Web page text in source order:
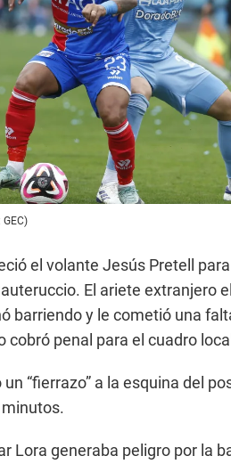
el volante Jesús Pretell
El ariete extranjero
barriendo y le cometió una
cobró penal para el cuadro
“fierrazo” a la esquina del
Lora generaba peligro por la